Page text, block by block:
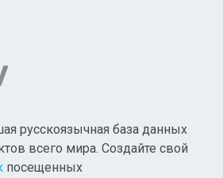
русскоязычная база данных
всего мира. Создайте свой
посещенных